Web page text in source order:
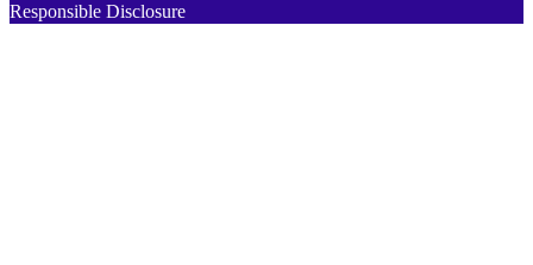
Responsible Disclosure